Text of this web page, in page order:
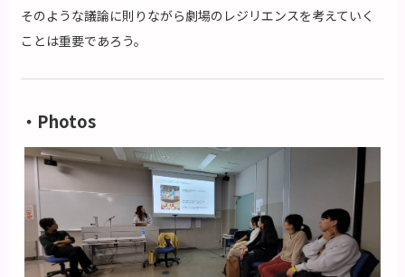
そのような議論に則りながら劇場のレジリエンスを考えていく
ことは重要であろう。
・Photos